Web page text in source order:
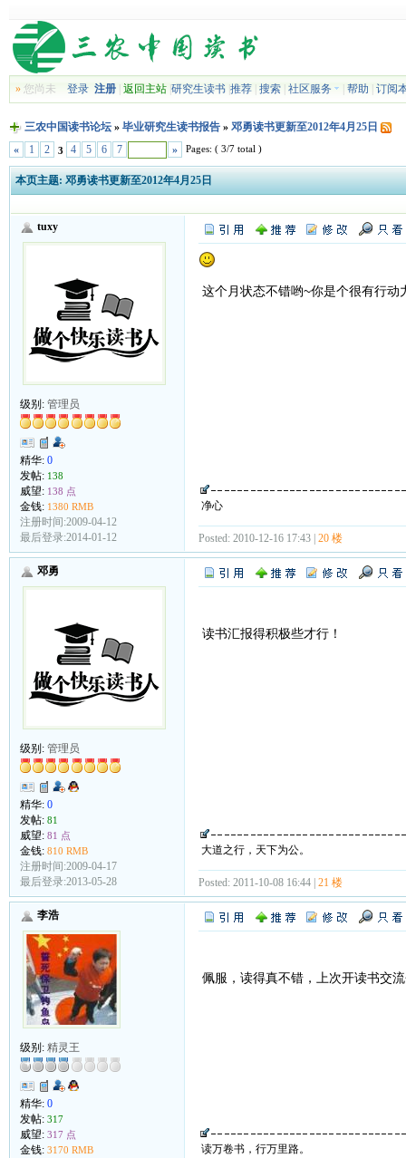
»您尚未 登录 注册| 返回主站| 研究生读书| 推荐| 搜索| 社区服务 帮助 订阅
三农中国读书论坛» 毕业研究生读书报告» 邓勇读书更新至2012年4月25日
«
1 2 3 4 5 6 7 » Pages: ( 3/7 total )
本页主题: 邓勇读书更新至2012年4月25日
tuxy
级别: 管理员
精华: 0
发帖: 138
威望: 138 点
金钱: 1380 RMB
注册时间:2009-04-12
最后登录:2014-01-12
这个月状态不错哟~你是个很有行
净心
Posted: 2010-12-16 17:43 | 20 楼
邓勇
级别: 管理员
精华: 0
发帖: 81
威望: 81 点
金钱: 810 RMB
注册时间:2009-04-17
最后登录:2013-05-28
读书汇报得积极些才行！
大道之行，天下为公。
Posted: 2011-10-08 16:44 | 21 楼
李浩
级别: 精灵王
精华: 0
发帖: 317
威望: 317 点
金钱: 3170 RMB
佩服，读得真不错，上次开读书交
读万卷书，行万里路。